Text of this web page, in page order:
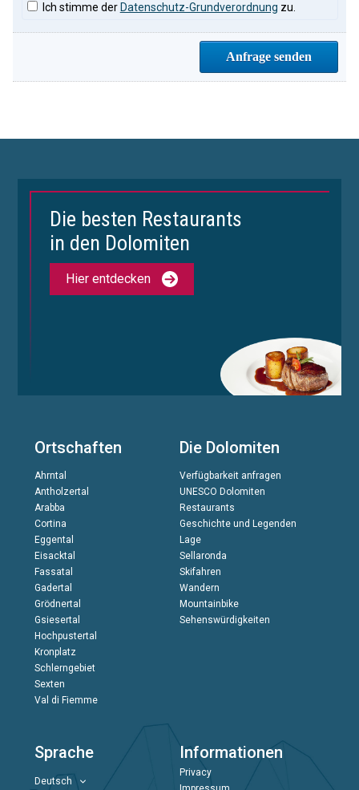
Ich stimme der Datenschutz-Grundverordnung zu.
Die besten Restaurants
in den Dolomiten
Hier entdecken
Ortschaften
Ahrntal
Antholzertal
Arabba
Cortina
Eggental
Eisacktal
Fassatal
Gadertal
Grödnertal
Gsiesertal
Hochpustertal
Kronplatz
Schlerngebiet
Sexten
Val di Fiemme
Die Dolomiten
Verfügbarkeit anfragen
UNESCO Dolomiten
Restaurants
Geschichte und Legenden
Lage
Sellaronda
Skifahren
Wandern
Mountainbike
Sehenswürdigkeiten
Sprache
Deutsch
Informationen
Privacy